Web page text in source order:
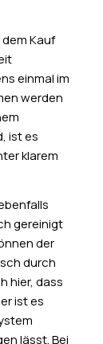
Kauf
einmal im
werden
ist es
klarem
gereinigt
der
durch
hier, dass
ist es
lässt. Bei